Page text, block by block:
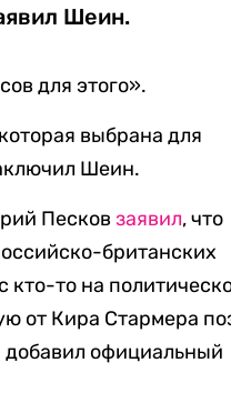
Шеин.
для этого».
выбрана для
Шеин.
Песковзаявил, что
британских
кто-то на
от Кира Стармера
официальный